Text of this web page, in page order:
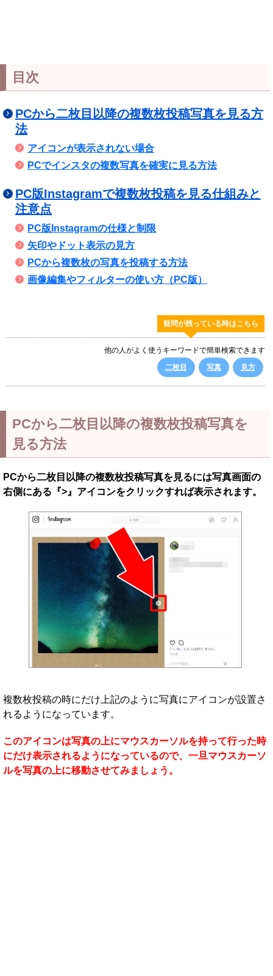
目次
PCから二枚目以降の複数枚投稿写真を見る方
法
アイコンが表示されない場合
PCでインスタの複数写真を確実に見る方法
PC版Instagramで複数枚投稿を見る仕組みと
注意点
PC版Instagramの仕様と制限
矢印やドット表示の見方
PCから複数枚の写真を投稿する方法
画像編集やフィルターの使い方（PC版）
疑問が残っている時はこちら
他の人がよく使うキーワードで簡単検索できます
二枚目
写真 見方
PCから二枚目以降の複数枚投稿写真を
見る方法
PCから二枚目以降の複数枚投稿写真を見るには写真画面の
右側にある『>』アイコンをクリックすれば表示されます。
複数枚投稿の時にだけ上記のように写真にアイコンが設置さ
れるようになっています。
このアイコンは写真の上にマウスカーソルを持って行った時
にだけ表示されるようになっているので、一旦マウスカーソ
ルを写真の上に移動させてみましょう。